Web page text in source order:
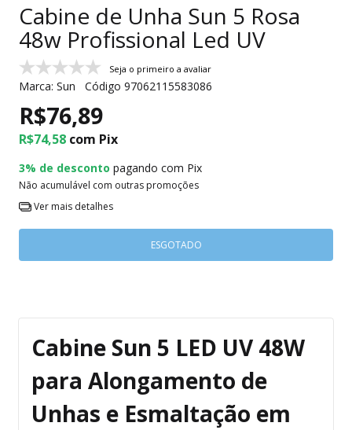
Cabine de Unha Sun 5 Rosa
48w Profissional Led UV
Seja o primeiro a avaliar
Marca: Sun Código 97062115583086
R$76,89
R$74,58 com Pix
3% de desconto pagando com Pix
Não acumulável com outras promoções
Ver mais detalhes
Cabine Sun 5 LED UV 48W
para Alongamento de
Unhas e Esmaltação em